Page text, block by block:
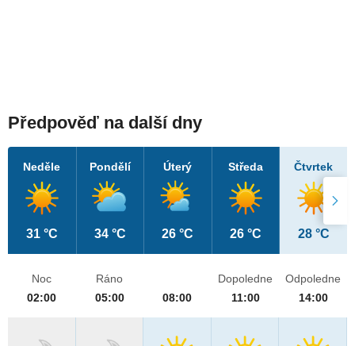
Předpověď na další dny
Neděle
31 °C
Pondělí
34 °C
Úterý
26 °C
Středa
26 °C
Čtvrtek
28 °C
Noc
02:00
Ráno
05:00
08:00
Dopoledne
11:00
Odpoledne
14:00